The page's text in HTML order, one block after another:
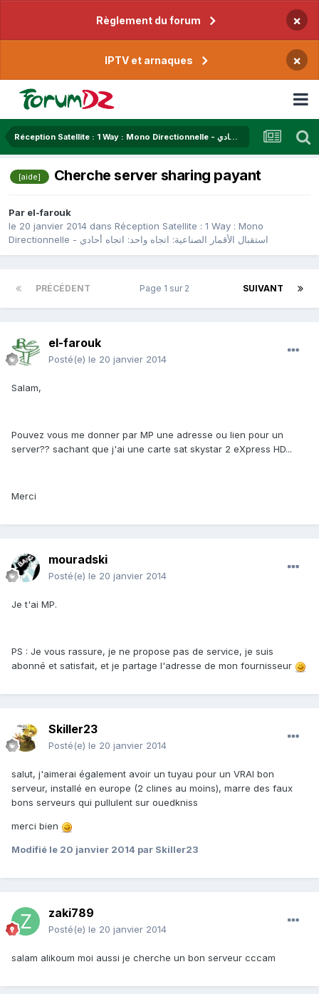
Règlement du forum ×
IPTV et arnaques ×
Réception Satellite : 1 Way : Mono Directionnelle - استقبال الأقمار الصناعية: اتجاه واحد: اتجاه أحادي
[aide] Cherche server sharing payant
Par el-farouk
le 20 janvier 2014 dans Réception Satellite : 1 Way : Mono
Directionnelle - استقبال الأقمار الصناعية: اتجاه واحد: اتجاه أحادي
PRÉCÉDENT SUIVANT
Page 1 sur 2
el-farouk
Posté(e) le 20 janvier 2014
Salam,
Pouvez vous me donner par MP une adresse ou lien pour un
server?? sachant que j'ai une carte sat skystar 2 eXpress HD...
Merci
mouradski
Posté(e) le 20 janvier 2014
Je t'ai MP.
PS : Je vous rassure, je ne propose pas de service, je suis
abonné et satisfait, et je partage l'adresse de mon fournisseur
Skiller23
Posté(e) le 20 janvier 2014
salut, j'aimerai également avoir un tuyau pour un VRAI bon
serveur, installé en europe (2 clines au moins), marre des faux
bons serveurs qui pullulent sur ouedkniss
merci bien
Modifié le 20 janvier 2014 par Skiller23
zaki789
Posté(e) le 20 janvier 2014
salam alikoum moi aussi je cherche un bon serveur cccam